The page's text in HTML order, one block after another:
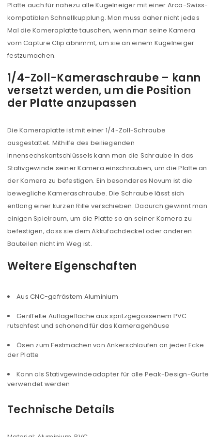
ANMELDEN
Benutzername oder E-Mail-Adresse*
Anmeldeformular geschützt durch
ANMELDEN
Platte auch für nahezu alle Kugelneiger mit einer Arca-Swiss-
kompatiblen Schnellkupplung. Man muss daher nicht jedes
Mal die Kameraplatte tauschen, wenn man seine Kamera
vom Capture Clip abnimmt, um sie an einem Kugelneiger
festzumachen.
1/4-Zoll-Kameraschraube – kann
versetzt werden, um die Position
der Platte anzupassen
Die Kameraplatte ist mit einer 1/4-Zoll-Schraube
ausgestattet. Mithilfe des beiliegenden
Innensechskantschlüssels kann man die Schraube in das
Stativgewinde seiner Kamera einschrauben, um die Platte an
der Kamera zu befestigen. Ein besonderes Novum ist die
bewegliche Kameraschraube. Die Schraube lässt sich
entlang einer kurzen Rille verschieben. Dadurch gewinnt man
einigen Spielraum, um die Platte so an seiner Kamera zu
befestigen, dass sie dem Akkufachdeckel oder anderen
Bauteilen nicht im Weg ist.
Weitere Eigenschaften
Aus CNC-gefrästem Aluminium
Geriffelte Auflagefläche aus spritzgegossenem PVC –
rutschfest und schonend für das Kameragehäuse
Ösen zum Festmachen von Ankerschlaufen an jeder Ecke
der Platte
Kann als Stativgewindeadapter für alle Peak-Design-Gurte
verwendet werden
Technische Details